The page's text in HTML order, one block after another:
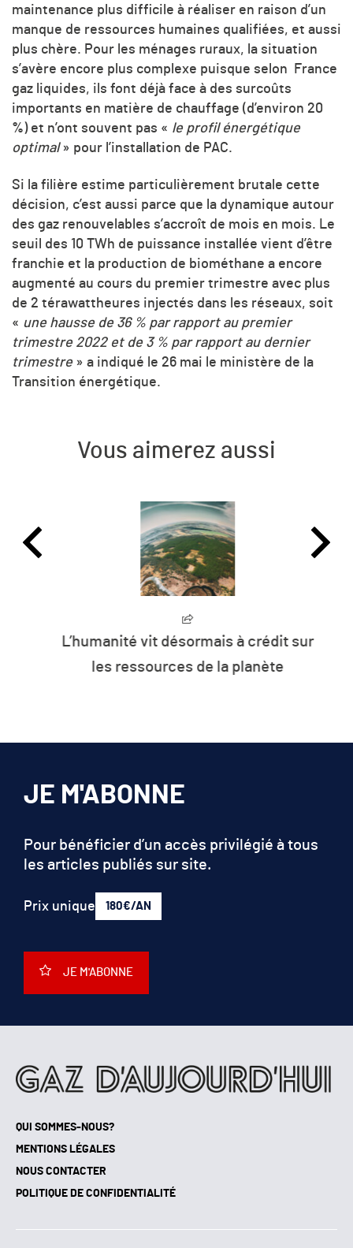
maintenance plus difficile à réaliser en raison d’un
manque de ressources humaines qualifiées, et aussi
plus chère. Pour les ménages ruraux, la situation
s’avère encore plus complexe puisque selon France
gaz liquides, ils font déjà face à des surcoûts
importants en matière de chauffage (d’environ 20
%) et n’ont souvent pas « le profil énergétique
optimal» pour l’installation de PAC.
Si la filière estime particulièrement brutale cette
décision, c’est aussi parce que la dynamique autour
des gaz renouvelables s’accroît de mois en mois. Le
seuil des 10 TWh de puissance installée vient d’être
franchie et la production de biométhane a encore
augmenté au cours du premier trimestre avec plus
de 2 térawattheures injectés dans les réseaux, soit
« une hausse de 36 % par rapport au premier
trimestre 2022 et de 3 % par rapport au dernier
trimestre » a indiqué le 26 mai le ministère de la
Transition énergétique.
Vous aimerez aussi
L’humanité vit désormais à crédit sur
les ressources de la planète
QUI SOMMES-NOUS?
MENTIONS LÉGALES
NOUS CONTACTER
POLITIQUE DE CONFIDENTIALITÉ
JE M'ABONNE
Pour bénéficier d’un accès privilégié à tous
les articles publiés sur site.
Prix unique 180€/AN
JE M'ABONNE